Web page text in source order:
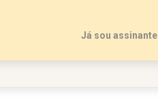
Já sou assinante